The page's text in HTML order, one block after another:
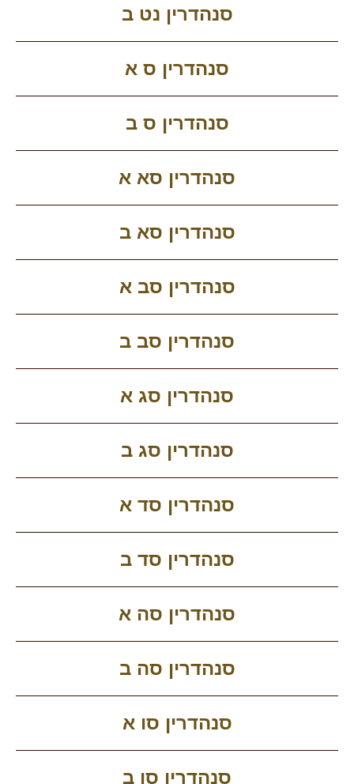
סנהדרין נט ב
סנהדרין ס א
סנהדרין ס ב
סנהדרין סא א
סנהדרין סא ב
סנהדרין סב א
סנהדרין סב ב
סנהדרין סג א
סנהדרין סג ב
סנהדרין סד א
סנהדרין סד ב
סנהדרין סה א
סנהדרין סה ב
סנהדרין סו א
סנהדרין סו ב